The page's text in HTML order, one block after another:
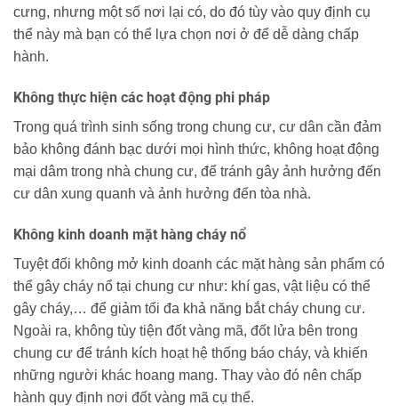
cưng, nhưng một số nơi lại có, do đó tùy vào quy định cụ
thể này mà bạn có thể lựa chọn nơi ở để dễ dàng chấp
hành.
Không thực hiện các hoạt động phi pháp
Trong quá trình sinh sống trong chung cư, cư dân cần đảm
bảo không đánh bạc dưới mọi hình thức, không hoạt động
mại dâm trong nhà chung cư, để tránh gây ảnh hưởng đến
cư dân xung quanh và ảnh hưởng đến tòa nhà.
Không kinh doanh mặt hàng cháy nổ
Tuyệt đối không mở kinh doanh các mặt hàng sản phẩm có
thể gây cháy nổ tại chung cư như: khí gas, vật liệu có thể
gây cháy,… để giảm tối đa khả năng bắt cháy chung cư.
Ngoài ra, không tùy tiện đốt vàng mã, đốt lửa bên trong
chung cư để tránh kích hoạt hệ thống báo cháy, và khiến
những người khác hoang mang. Thay vào đó nên chấp
hành quy định nơi đốt vàng mã cụ thể.